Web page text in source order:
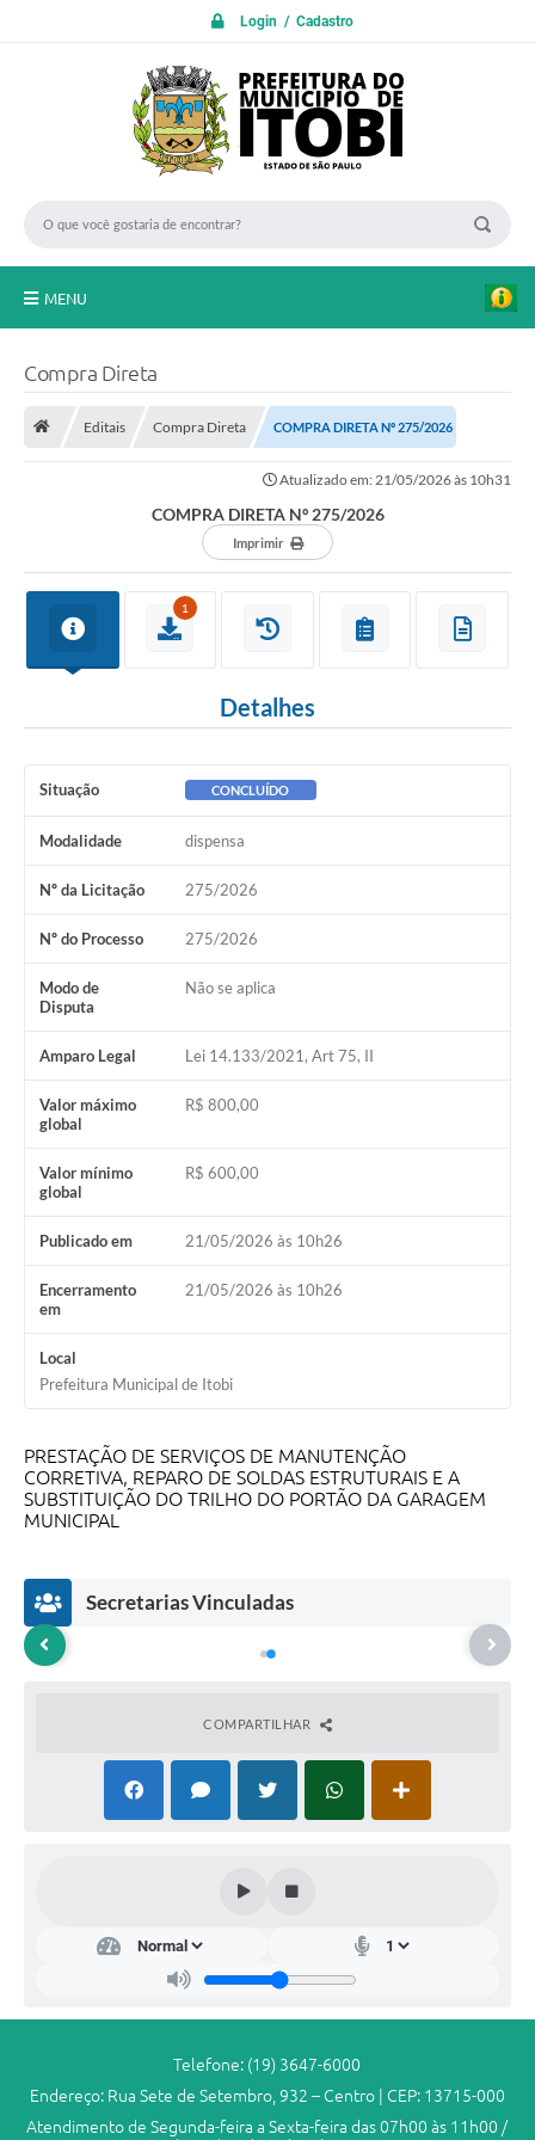
Login / Cadastro
MENU
LEIS MUNICIPAIS
Diário Oficial
Ouvidoria
COVID19
Contas Públicas
SIC
HISTÓRICO - ADM
Relação de Cargos e Salários
Galeria de Fotos
Audiências Públicas
IPTU
Legislação
Editais
Telefones Úteis
Compra Direta
Editais Compra Direta COMPRA DIRETA Nº 275/2026
Atualizado em: 21/05/2026 às 10h31
COMPRA DIRETA Nº 275/2026
Imprimir
1
Detalhes
Situação CONCLUÍDO
Modalidade dispensa
Nº da Licitação 275/2026
Nº do Processo 275/2026
Modo de
Disputa
Não se aplica
Amparo Legal Lei 14.133/2021, Art 75, II
Valor máximo
global
R$ 800,00
Valor mínimo
global
R$ 600,00
Publicado em 21/05/2026 às 10h26
Encerramento
em
21/05/2026 às 10h26
Local
Prefeitura Municipal de Itobi
PRESTAÇÃO DE SERVIÇOS DE MANUTENÇÃO
CORRETIVA, REPARO DE SOLDAS ESTRUTURAIS E A
SUBSTITUIÇÃO DO TRILHO DO PORTÃO DA GARAGEM
MUNICIPAL
Secretarias Vinculadas
men
Ad
Ger
al
COMPARTILHAR
Telefone: (19) 3647-6000
Endereço: Rua Sete de Setembro, 932 – Centro | CEP: 13715-000
Atendimento de Segunda-feira a Sexta-feira das 07h00 às 11h00 /